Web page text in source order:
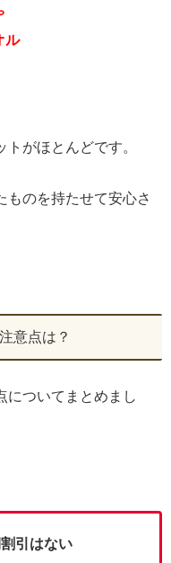
ル
がほとんどです。
ものを持たせて安心さ
意点は？
についてまとめまし
引はない